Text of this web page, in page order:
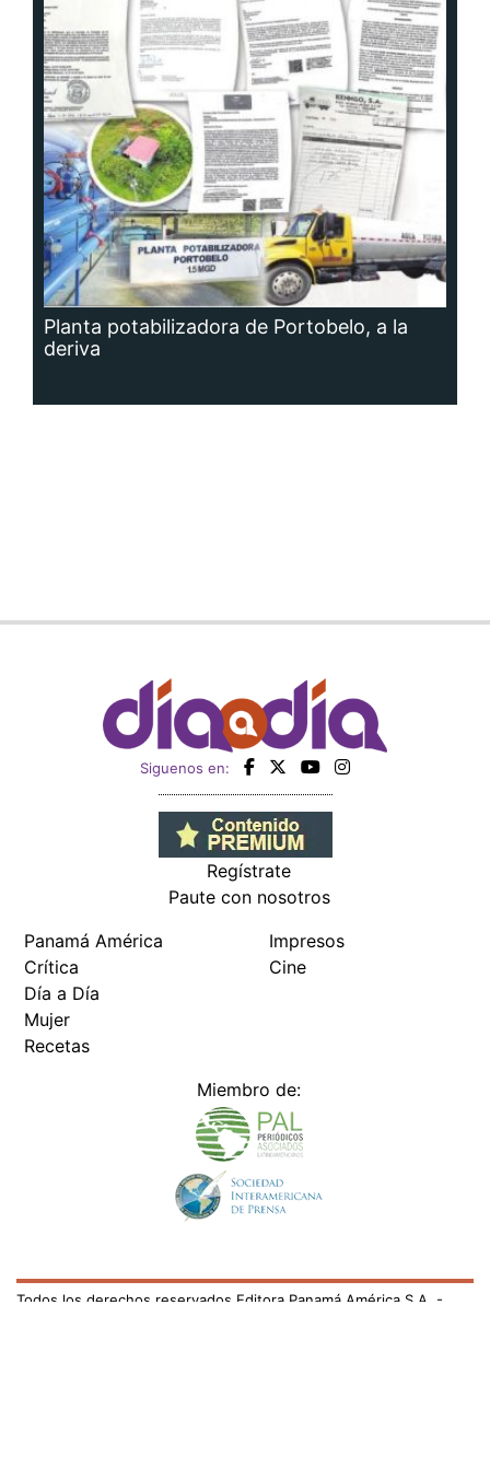
Planta potabilizadora de Portobelo, a la
deriva
Siguenos en:
Regístrate
Paute con nosotros
Panamá América
Crítica
Día a Día
Mujer
Recetas
Impresos
Cine
Miembro de:
Todos los derechos reservados Editora Panamá América S.A. -